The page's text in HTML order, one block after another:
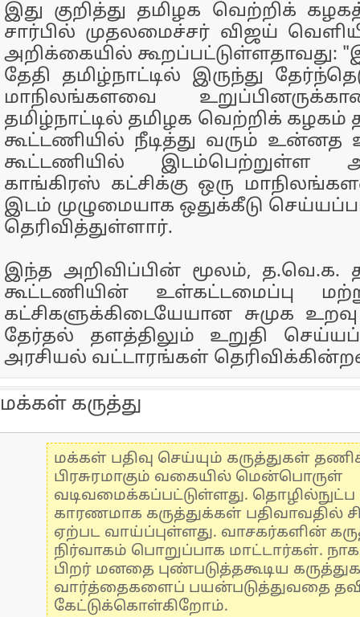
இது குறித்து தமிழக வெற்றிக்
சார்பில் முதலமைச்சர் விஜய்
அறிக்கையில் கூறப்பட்டுள்ளதாவது:
தேதி தமிழ்நாட்டில் இருந்து
மாநிலங்களவை
தமிழ்நாட்டில் தமிழக வெற்றிக்
கூட்டணியில் நீடித்து வரும் உன்னத
கூட்டணியில் இடம்பெற்றுள்ள
காங்கிரஸ் கட்சிக்கு ஒரு
இடம் முழுமையாக ஒதுக்கீடு
தெரிவித்துள்ளார்.
இந்த அறிவிப்பின் மூலம்,
கூட்டணியின் உள்கட்டமைப்பு
கட்சிகளுக்கிடையேயான சுமுக
தேர்தல் தளத்திலும் உறுதி
அரசியல் வட்டாரங்கள்
மக்கள் கருத்து
மக்கள் பதிவு செய்யும் கருத்துகள்
பிரசுரமாகும் வகையில் மென்பொருள்
வடிவமைக்கப்பட்டுள்ளது.
காரணமாக கருத்துக்கள் பதிவாவதில்
ஏற்பட வாய்ப்புள்ளது. வாசகர்களின்
நிர்வாகம் பொறுப்பாக மாட்டார்கள்.
பிறர் மனதை புண்படுத்தகூடிய
வார்த்தைகளைப் பயன்படுத்துவதை
கேட்டுக்கொள்கிறோம்.